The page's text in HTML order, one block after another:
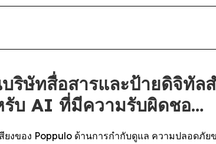
ริษัทสื่อสารและป้ายดิจิทัล
บ AI ที่มีความรับผิดชอ…
ยงของ Poppulo ด้านการกำกับดูแล ความปลอดภั